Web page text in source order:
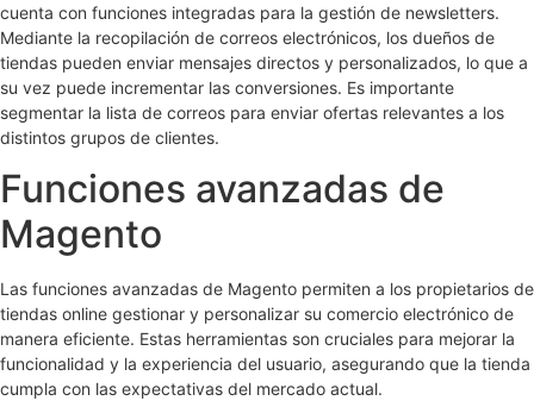
cuenta con funciones integradas para la gestión de newsletters.
Mediante la recopilación de correos electrónicos, los dueños de
tiendas pueden enviar mensajes directos y personalizados, lo que a
su vez puede incrementar las conversiones. Es importante
segmentar la lista de correos para enviar ofertas relevantes a los
distintos grupos de clientes.
Funciones avanzadas de
Magento
Las funciones avanzadas de Magento permiten a los propietarios de
tiendas online gestionar y personalizar su comercio electrónico de
manera eficiente. Estas herramientas son cruciales para mejorar la
funcionalidad y la experiencia del usuario, asegurando que la tienda
cumpla con las expectativas del mercado actual.